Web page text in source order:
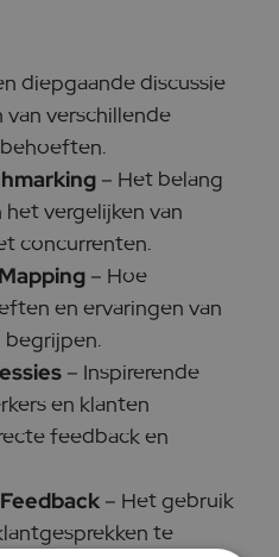
diepgaande discussie
verschillende
– Het belang
vergelijken van
concurrenten.
– Hoe
en ervaringen van
begrijpen.
– Inspirerende
en klanten
feedback en
– Het gebruik
te